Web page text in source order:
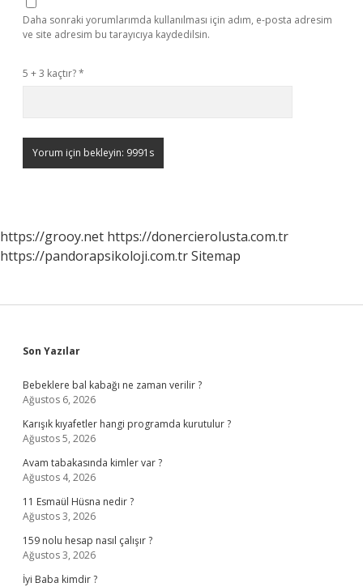
Daha sonraki yorumlarımda kullanılması için adım, e-posta adresim
ve site adresim bu tarayıcıya kaydedilsin.
5 + 3 kaçtır?*
https://grooy.net https://donercierolusta.com.tr
https://pandorapsikoloji.com.trSitemap
Sidebar
Son Yazılar
Bebeklere bal kabağı ne zaman verilir ?
Ağustos 6, 2026
Karışık kıyafetler hangi programda kurutulur ?
Ağustos 5, 2026
Avam tabakasında kimler var ?
Ağustos 4, 2026
11 Esmaül Hüsna nedir ?
Ağustos 3, 2026
159 nolu hesap nasıl çalışır ?
Ağustos 3, 2026
İyi Baba kimdir ?